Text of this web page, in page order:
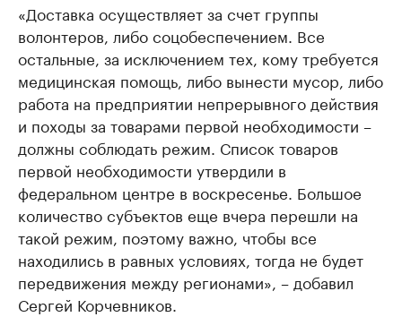
«Доставка осуществляет за счет группы
волонтеров, либо соцобеспечением. Все
остальные, за исключением тех, кому требуется
медицинская помощь, либо вынести мусор, либо
работа на предприятии непрерывного действия
и походы за товарами первой необходимости –
должны соблюдать режим. Список товаров
первой необходимости утвердили в
федеральном центре в воскресенье. Большое
количество субъектов еще вчера перешли на
такой режим, поэтому важно, чтобы все
находились в равных условиях, тогда не будет
передвижения между регионами», – добавил
Сергей Корчевников.